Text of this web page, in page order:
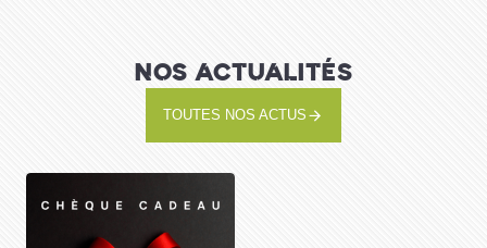
Plaques pour Gaufres
39,99 €
J'achète
NOS ACTUALITÉS
TOUTES NOS ACTUS